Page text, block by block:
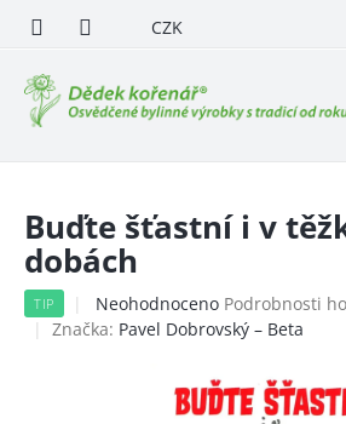
obsah
CZK
Buďte šťastní i v
dobách
TIP
Průměrné
hodnocení
Neohodnoceno Podrobnosti
Značka: Pavel Dobrovský – Beta